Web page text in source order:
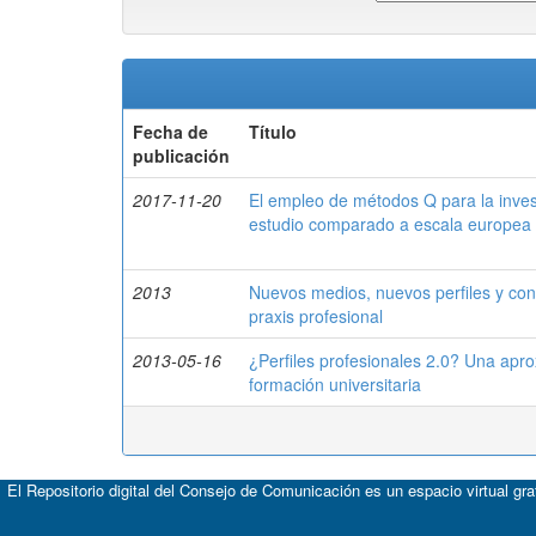
Fecha de
publicación
Título
2017-11-20
El empleo de métodos Q para la
estudio comparado a escala europea
2013
Nuevos medios, nuevos perfiles y
praxis profesional
2013-05-16
¿Perfiles profesionales 2.0? Una
formación universitaria
El Repositorio digital del Consejo de Comunicación es un espacio virtual